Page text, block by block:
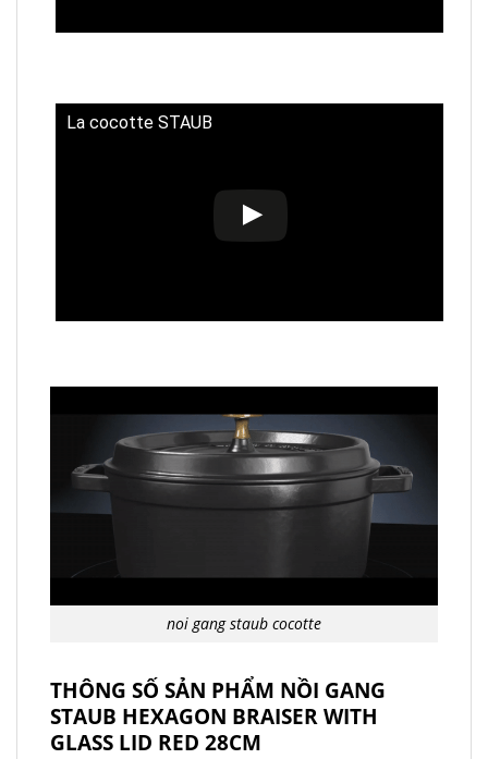
La cocotte STAUB
noi gang staub cocotte
THÔNG SỐ SẢN PHẨM NỒI GANG
STAUB HEXAGON BRAISER WITH
GLASS LID RED 28CM